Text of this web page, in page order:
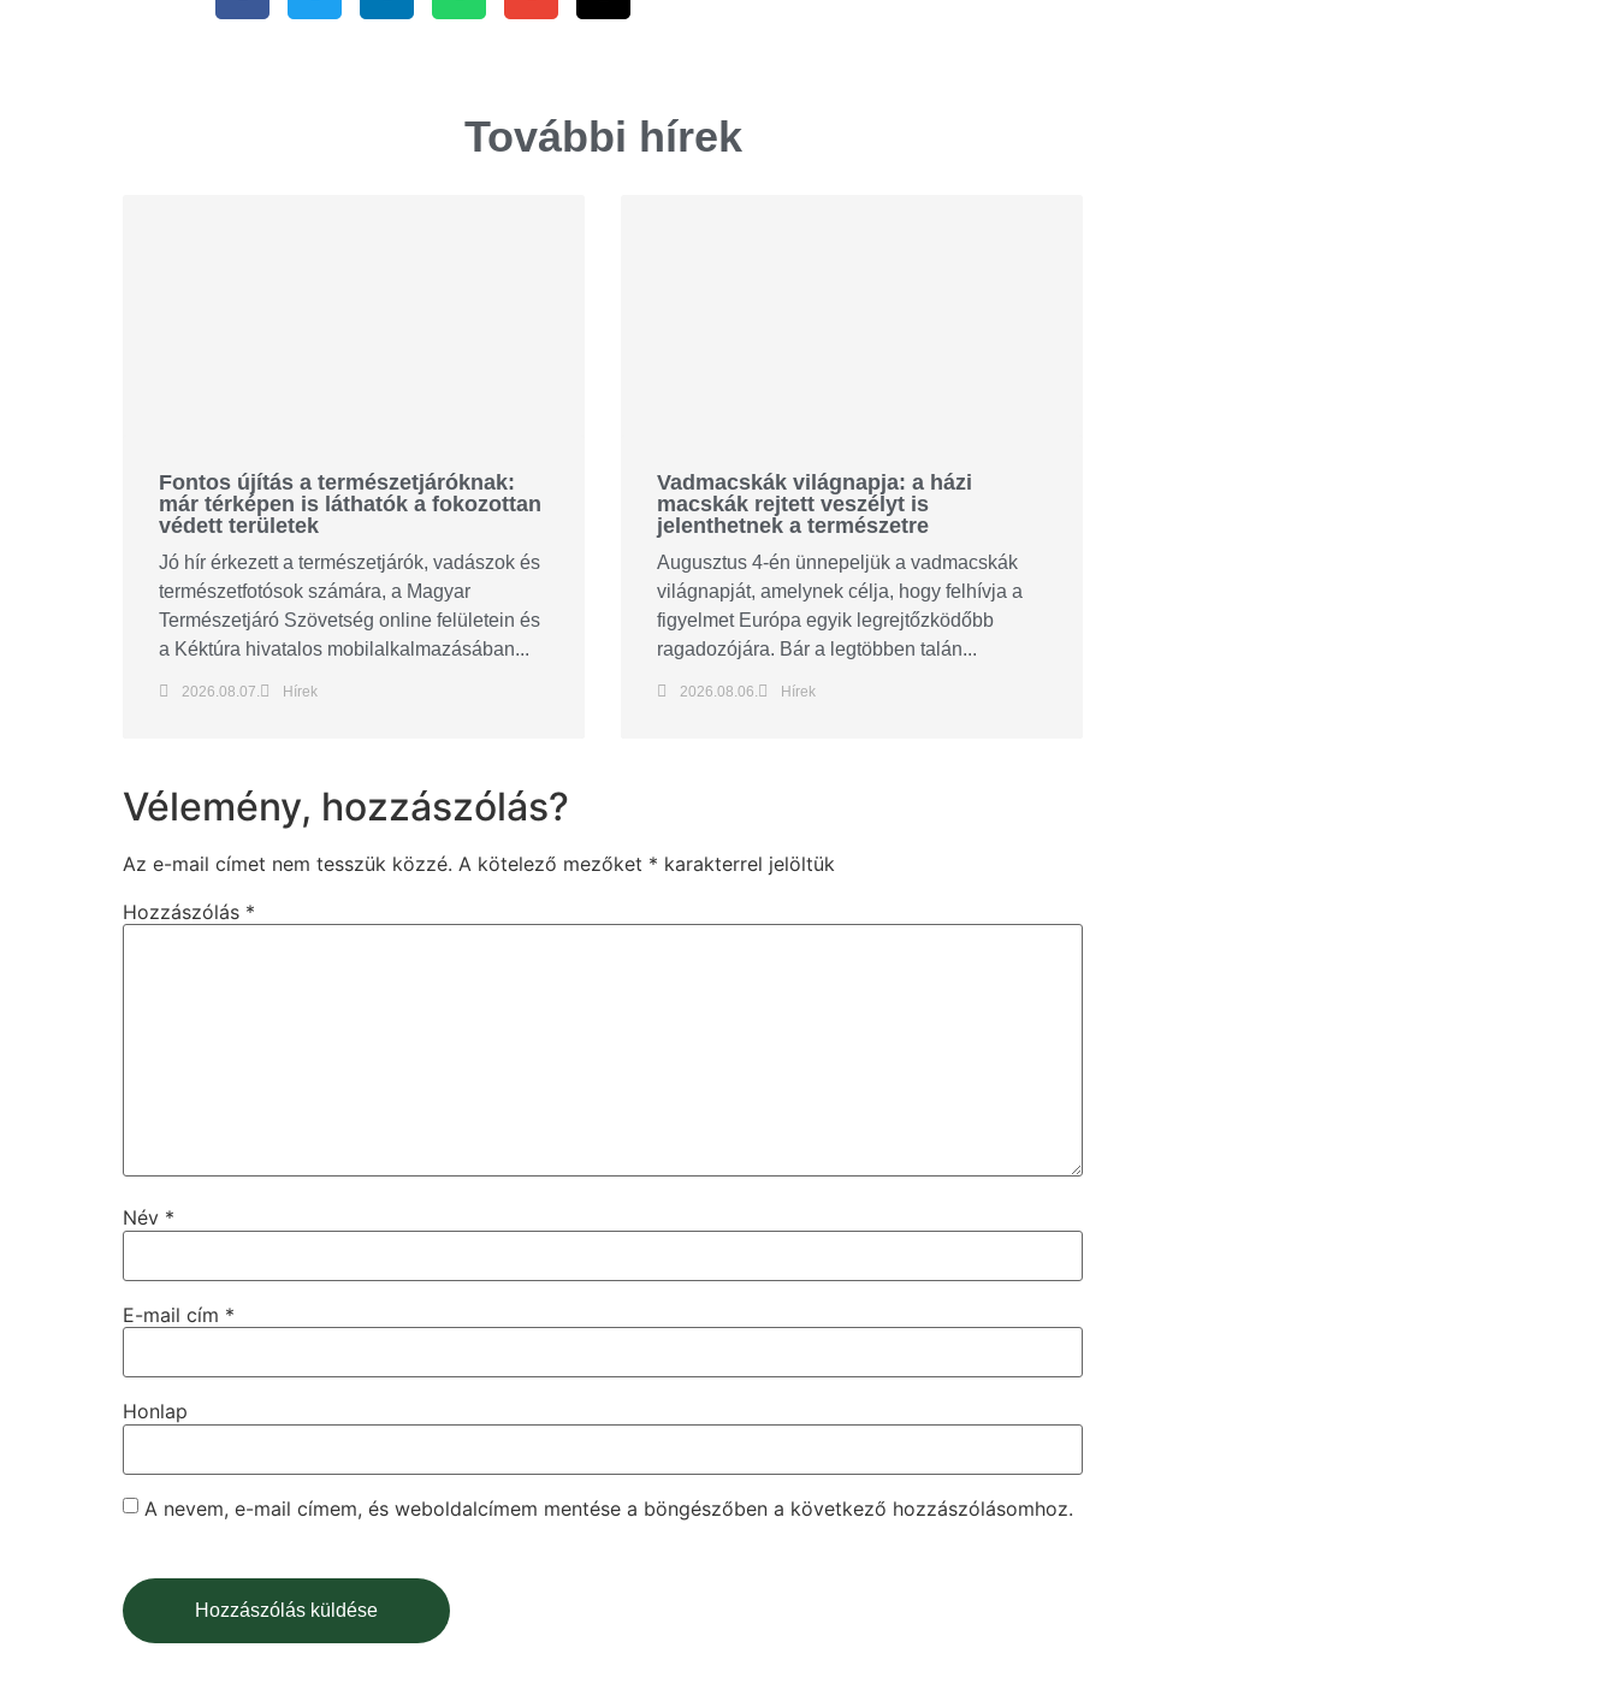
További hírek
Fontos újítás a természetjáróknak:
már térképen is láthatók a fokozottan
védett területek
Jó hír érkezett a természetjárók, vadászok és
természetfotósok számára, a Magyar
Természetjáró Szövetség online felületein és
a Kéktúra hivatalos mobilalkalmazásában...
2026.08.07. Hírek
Vadmacskák világnapja: a házi
macskák rejtett veszélyt is
jelenthetnek a természetre
Augusztus 4-én ünnepeljük a vadmacskák
világnapját, amelynek célja, hogy felhívja a
figyelmet Európa egyik legrejtőzködőbb
ragadozójára. Bár a legtöbben talán...
2026.08.06. Hírek
Vélemény, hozzászólás?
Az e-mail címet nem tesszük közzé. A kötelező mezőket * karakterrel jelöltük
Hozzászólás *
Név *
E-mail cím *
Honlap
A nevem, e-mail címem, és weboldalcímem mentése a böngészőben a következő hozzászólásomhoz.